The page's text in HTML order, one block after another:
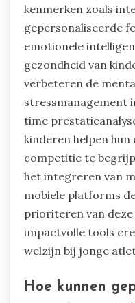
kenmerken zoals
gepersonaliseerde
emotionele
gezondheid van
verbeteren de
stressmanagement
time
kinderen helpen
competitie te
het integreren van
mobiele platforms
prioriteren van deze
impactvolle tools
welzijn bij jonge
Hoe kunnen